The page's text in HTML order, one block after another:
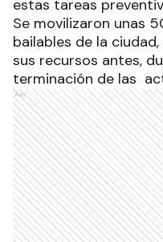
estas tareas
Se movilizaron unas
bailables de la
sus recursos antes,
terminación de las
Ads